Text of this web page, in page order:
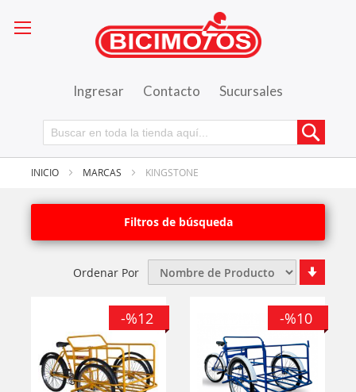
Ingresar Contacto Sucursales
INICIO MARCAS KINGSTONE
Filtros de búsqueda
Ordenar Por
Órden
-%12 -%10